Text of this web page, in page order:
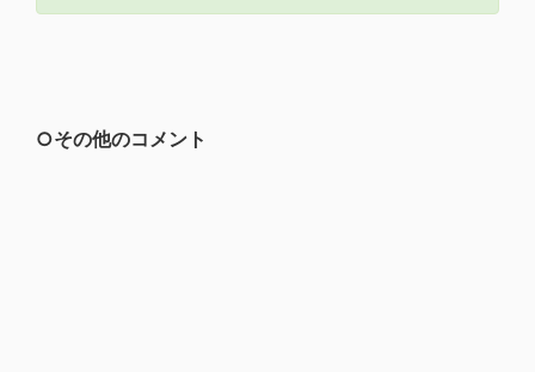
○その他のコメント